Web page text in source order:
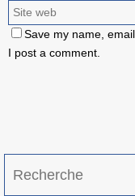
Save my name,
I post a comment.